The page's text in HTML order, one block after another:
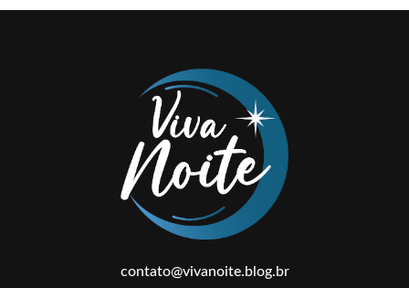
contato@vivanoite.blog.br